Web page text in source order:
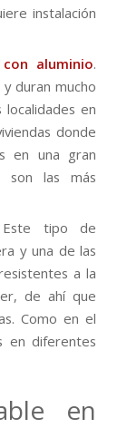
instalación
aluminio.
duran mucho
en
donde
en una gran
son las más
tipo de
y una de las
a la
de ahí que
Como en el
en diferentes
en